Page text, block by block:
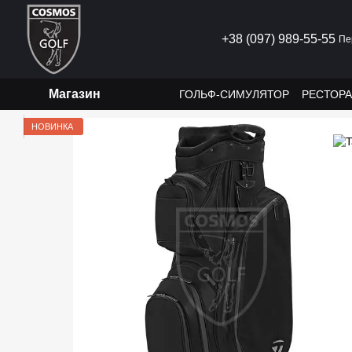
Перейти к основному контенту
+38 (097) 989-55-55
Магазин ГОЛЬФ-СИМУЛЯТОР
НОВИНКА